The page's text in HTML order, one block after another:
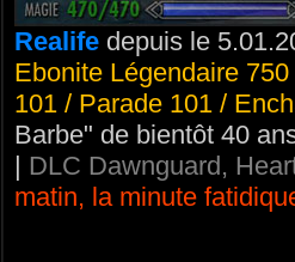
Realife depuis le
Ebonite Légendaire
101 / Parade 101 /
Barbe" de bientôt 40
| DLC Dawnguard,
matin, la minute